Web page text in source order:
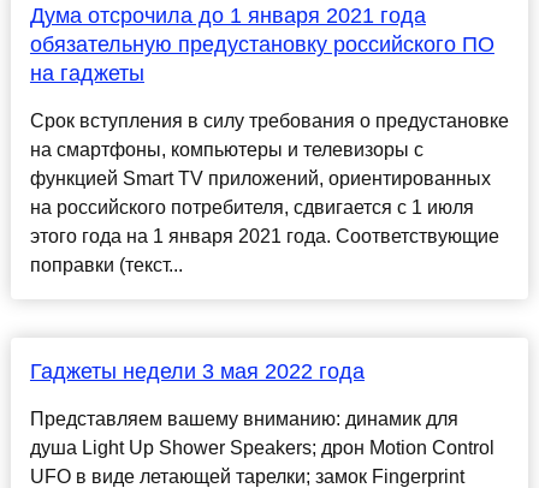
Дума отсрочила до 1 января 2021 года
обязательную предустановку российского ПО
на гаджеты
Срок вступления в силу требования о предустановке
на смартфоны, компьютеры и телевизоры с
функцией Smart TV приложений, ориентированных
на российского потребителя, сдвигается с 1 июля
этого года на 1 января 2021 года. Соответствующие
поправки (текст...
Гаджеты недели 3 мая 2022 года
Представляем вашему вниманию: динамик для
душа Light Up Shower Speakers; дрон Motion Control
UFO в виде летающей тарелки; замок Fingerprint